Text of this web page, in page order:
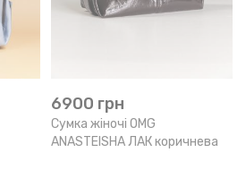
6900 грн
Сумка жіночі OMG
ANASTEISHA ЛАК коричнева